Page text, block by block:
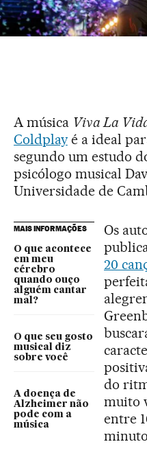
A música Viva La
Coldplayé a ideal
segundo um estudo
psicólogo musical
Universidade de
MAIS INFORMAÇÕES
O que acontece
em meu
cérebro
quando ouço
alguém cantar
mal?
O que seu gosto
musical diz
sobre você
A doença de
Alzheimer não
pode com a
música
Os
20
do
muito
entre